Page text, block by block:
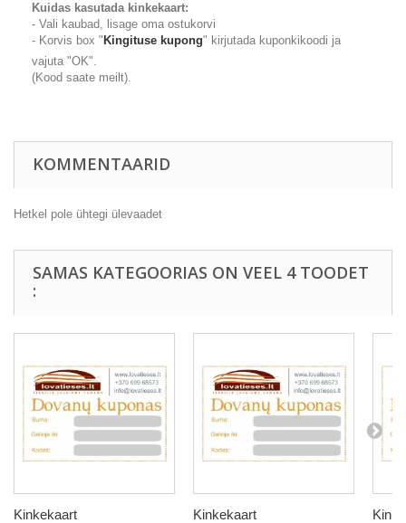
Kuidas kasutada kinkekaart:
- Vali kaubad, lisage oma ostukorvi
- Korvis box " Kingituse kupong" kirjutada kuponkikoodi ja
vajuta "OK".
(Kood saate meilt).
KOMMENTAARID
Hetkel pole ühtegi ülevaadet
SAMAS KATEGOORIAS ON VEEL 4 TOODET
:
Kinkekaart Kinkekaart